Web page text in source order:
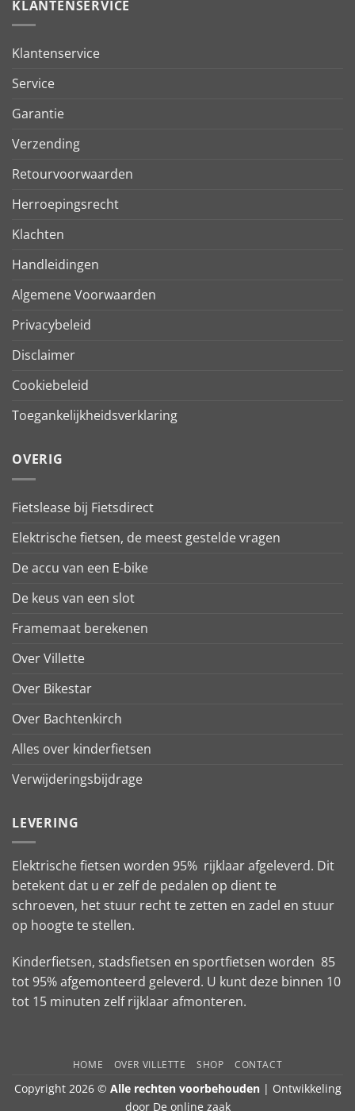
KLANTENSERVICE
Klantenservice
Service
Garantie
Verzending
Retourvoorwaarden
Herroepingsrecht
Klachten
Handleidingen
Algemene Voorwaarden
Privacybeleid
Disclaimer
Cookiebeleid
Toegankelijkheidsverklaring
OVERIG
Fietslease bij Fietsdirect
Elektrische fietsen, de meest gestelde vragen
De accu van een E-bike
De keus van een slot
Framemaat berekenen
Over Villette
Over Bikestar
Over Bachtenkirch
Alles over kinderfietsen
Verwijderingsbijdrage
LEVERING
Elektrische fietsen worden 95% rijklaar afgeleverd. Dit
betekent dat u er zelf de pedalen op dient te
schroeven, het stuur recht te zetten en zadel en stuur
op hoogte te stellen.
Kinderfietsen, stadsfietsen en sportfietsen worden 85
tot 95% afgemonteerd geleverd. U kunt deze binnen 10
tot 15 minuten zelf rijklaar afmonteren.
HOME OVER VILLETTE SHOP CONTACT
Copyright 2026 © Alle rechten voorbehouden| Ontwikkeling
door De online zaak